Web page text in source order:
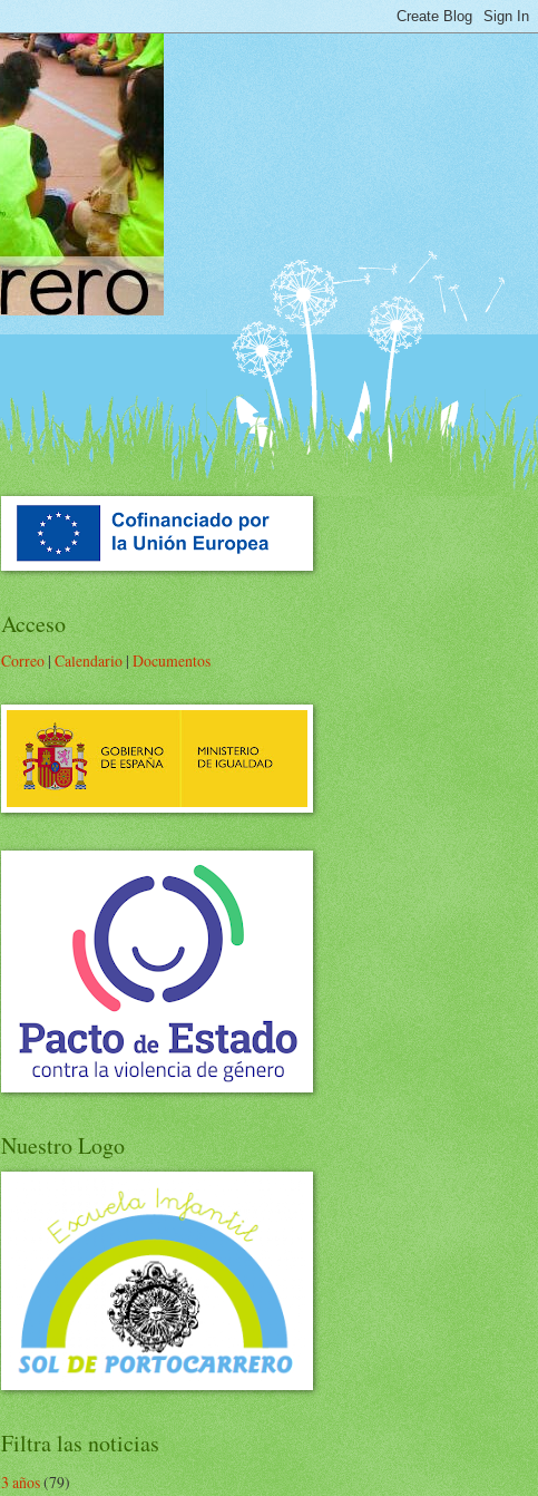
Acceso
Correo|Calendario|Documentos
Nuestro Logo
Filtra las noticias
3 años(79)